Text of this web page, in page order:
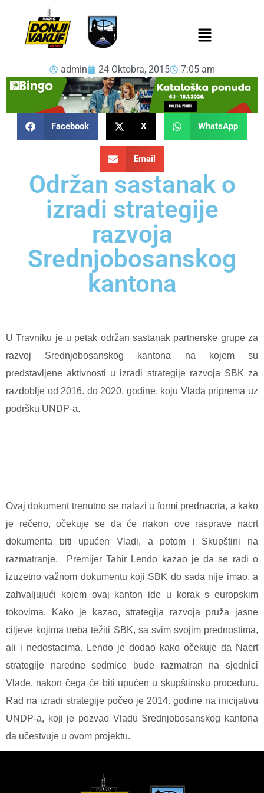
admin 24 Oktobra, 2015 7:05 am
Facebook X WhatsApp
Email
Održan sastanak o
izradi strategije
razvoja
Srednjobosanskog
kantona
U Travniku je u petak održan sastanak partnerske grupe za
razvoj Srednjobosanskog kantona na kojem su
predstavljene aktivnosti u izradi strategije razvoja SBK za
razdoblje od 2016. do 2020. godine, koju Vlada priprema uz
podršku UNDP-a.
Ovaj dokument trenutno se nalazi u formi prednacrta, a kako
je rečeno, očekuje se da će nakon ove rasprave nacrt
dokumenta biti upućen Vladi, a potom i Skupštini na
razmatranje. Premijer Tahir Lendo kazao je da se radi o
izuzetno važnom dokumentu koji SBK do sada nije imao, a
zahvaljujući kojem ovaj kanton ide u korak s europskim
tokovima. Kako je kazao, strategija razvoja pruža jasne
ciljeve kojima treba težiti SBK, sa svim svojim prednostima,
ali i nedostacima. Lendo je dodao kako očekuje da Nacrt
strategije naredne sedmice bude razmatran na sjednici
Vlade, nakon čega će biti upućen u skupštinsku proceduru.
Rad na izradi strategije počeo je 2014. godine na inicijativu
UNDP-a, koji je pozvao Vladu Srednjobosanskog kantona
da učestvuje u ovom projektu.